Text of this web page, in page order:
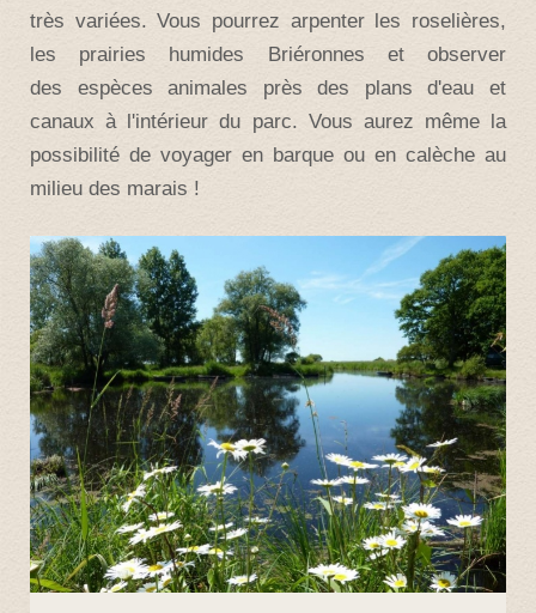
très variées. Vous pourrez arpenter les roselières,
les prairies humides Briéronnes et observer
des espèces animales près des plans d'eau et
canaux à l'intérieur du parc. Vous aurez même la
possibilité de voyager en barque ou en calèche au
milieu des marais !